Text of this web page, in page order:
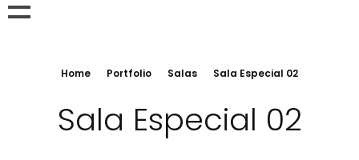
Home Portfolio Salas Sala Especial 02
Sala Especial 02